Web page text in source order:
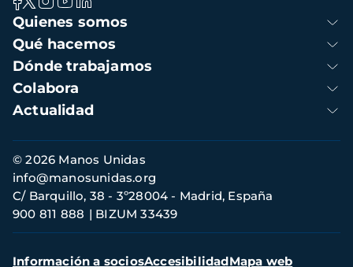
Navegación
principal
Quienes somos
Qué hacemos
Dónde trabajamos
Colabora
Actualidad
Información
de
contacto
© 2026 Manos Unidas
C/ Barquillo, 38 - 3º28004 - Madrid, España
900 811 888
BIZUM 33439
info@manosunidas.org
Menú
Información a sociosAccesibilidadMapa web